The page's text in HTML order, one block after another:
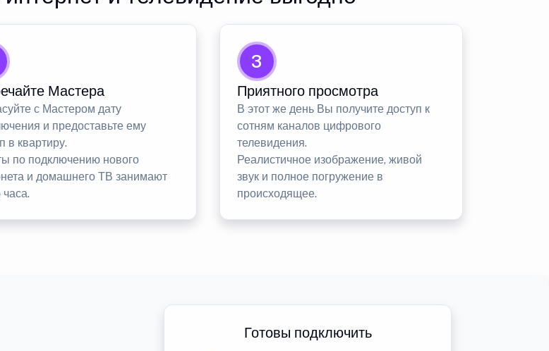
Мастера
с Мастером дату
и предоставьте ему
в квартиру.
по подключению нового
и домашнего ТВ занимают
часа.
3
Приятного просмотра
В этот же день Вы получите доступ к
сотням каналов цифрового
телевидения.
Реалистичное изображение, живой
звук и полное погружение в
происходящее.
Готовы подключить